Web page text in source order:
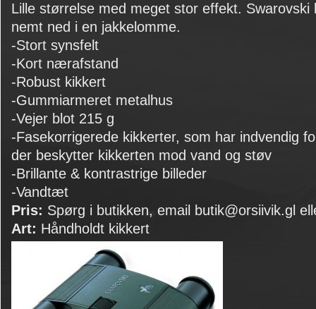
Lille størrelse med meget stor effekt. Swarovski
nemt ned i en jakkelomme.
-Stort synsfelt
-Kort nærafstand
-Robust kikkert
-Gummiarmeret metalhus
-Vejer blot 215 g
-Fasekorrigerede kikkerter, som har indvendig
der beskytter kikkerten mod vand og støv
-Brillante & kontrastrige billeder
-Vandtæt
Pris: Spørg i butikken, email butik@orsiivik.gl
Art: Håndholdt kikkert